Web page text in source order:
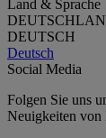
Land & Sprache
DEUTSCH
Deutsch
Social Media
Folgen Sie uns
Neuigkeiten von